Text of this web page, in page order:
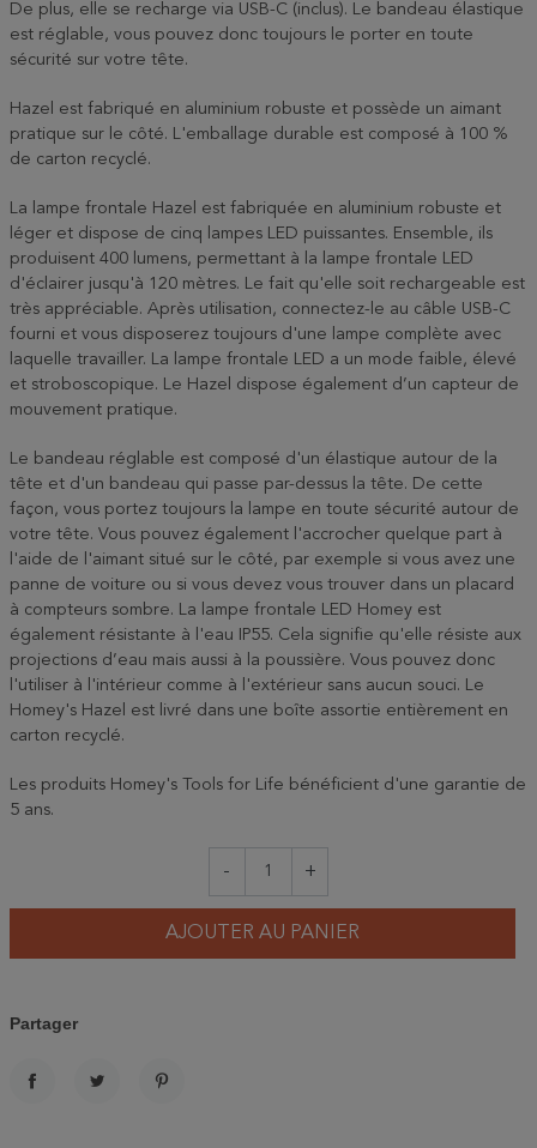
De plus, elle se recharge via USB-C (inclus). Le bandeau élastique
est réglable, vous pouvez donc toujours le porter en toute
sécurité sur votre tête.
Hazel est fabriqué en aluminium robuste et possède un aimant
pratique sur le côté. L'emballage durable est composé à 100 %
de carton recyclé.
La lampe frontale Hazel est fabriquée en aluminium robuste et
léger et dispose de cinq lampes LED puissantes. Ensemble, ils
produisent 400 lumens, permettant à la lampe frontale LED
d'éclairer jusqu'à 120 mètres. Le fait qu'elle soit rechargeable est
très appréciable. Après utilisation, connectez-le au câble USB-C
fourni et vous disposerez toujours d'une lampe complète avec
laquelle travailler. La lampe frontale LED a un mode faible, élevé
et stroboscopique. Le Hazel dispose également d’un capteur de
mouvement pratique.
Le bandeau réglable est composé d'un élastique autour de la
tête et d'un bandeau qui passe par-dessus la tête. De cette
façon, vous portez toujours la lampe en toute sécurité autour de
votre tête. Vous pouvez également l'accrocher quelque part à
l'aide de l'aimant situé sur le côté, par exemple si vous avez une
panne de voiture ou si vous devez vous trouver dans un placard
à compteurs sombre. La lampe frontale LED Homey est
également résistante à l'eau IP55. Cela signifie qu'elle résiste aux
projections d’eau mais aussi à la poussière. Vous pouvez donc
l'utiliser à l'intérieur comme à l'extérieur sans aucun souci. Le
Homey's Hazel est livré dans une boîte assortie entièrement en
carton recyclé.
Les produits Homey's Tools for Life bénéficient d'une garantie de
5 ans.
- +
AJOUTER AU PANIER
Partager